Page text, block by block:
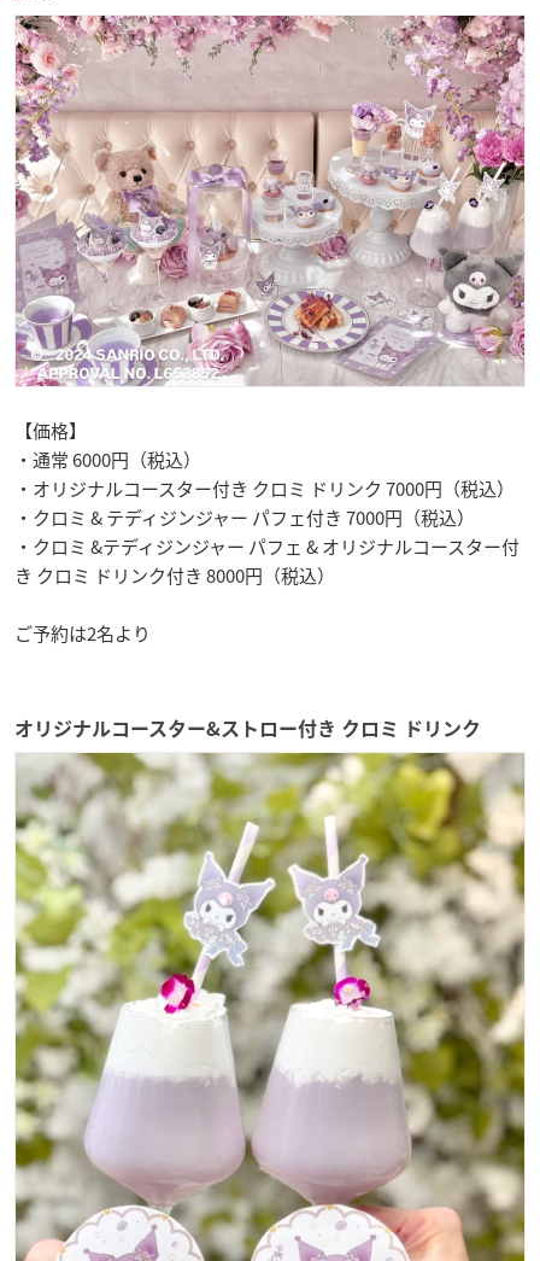
【価格】
・通常 6000円（税込）
・オリジナルコースター付き クロミ ドリンク 7000円（税込）
・クロミ & テディジンジャー パフェ付き 7000円（税込）
・クロミ &テディジンジャー パフェ & オリジナルコースター付
き クロミ ドリンク付き 8000円（税込）
ご予約は2名より
オリジナルコースター&ストロー付き クロミ ドリンク